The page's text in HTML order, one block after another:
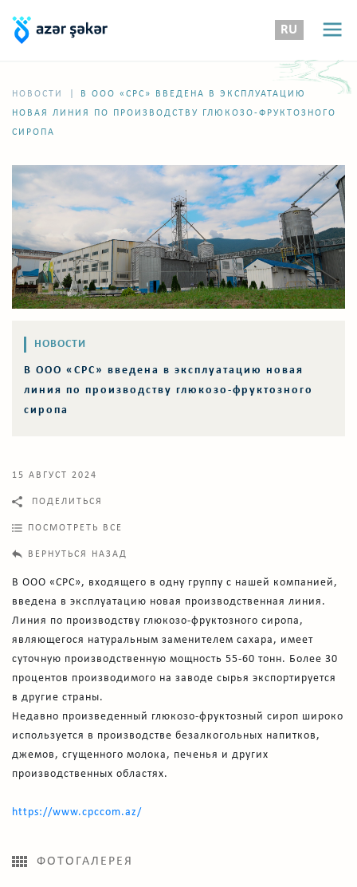
RU
НОВОСТИ
В ООО «CPC» ВВЕДЕНА В ЭКСПЛУАТАЦИЮ
НОВАЯ ЛИНИЯ ПО ПРОИЗВОДСТВУ ГЛЮКОЗО-ФРУКТОЗНОГО
СИРОПА
НОВОСТИ
В ООО «CPC» введена в эксплуатацию новая
линия по производству глюкозо-фруктозного
сиропа
15 АВГУСТ 2024
ПОДЕЛИТЬСЯ
ПОСМОТРЕТЬ ВСЕ
ВЕРНУТЬСЯ НАЗАД
В ООО «CPC», входящего в одну группу с нашей компанией,
введена в эксплуатацию новая производственная линия.
Линия по производству глюкозо-фруктозного сиропа,
являющегося натуральным заменителем сахара, имеет
суточную производственную мощность 55-60 тонн. Более 30
процентов производимого на заводе сырья экспортируется
в другие страны.
Недавно произведенный глюкозо-фруктозный сироп широко
используется в производстве безалкогольных напитков,
джемов, сгущенного молока, печенья и других
производственных областях.
https://www.cpccom.az/
ФОТОГАЛЕРЕЯ